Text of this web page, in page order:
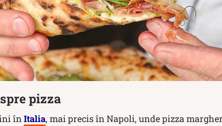
pizza
înItalia, mai precis în Napoli, unde pizza